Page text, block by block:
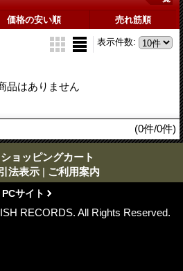
価格の安い順 売れ筋順
表示件数:
品はありません
(0件/0件)
ショッピングカート
法表示 | ご利用案内
PCサイト
RECORDS. All Rights Reserved.